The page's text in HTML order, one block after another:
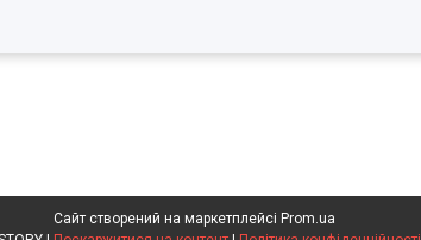
Сайт створений на маркетплейсі Prom.ua